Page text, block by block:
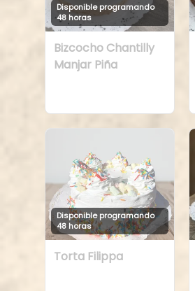
Disponible programando
48 horas
Bizcocho Chantilly
Manjar Piña
Disponible programando
48 horas
Torta Filippa